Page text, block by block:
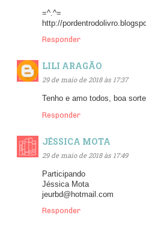
=^.^=
http://
Responder
LILI ARAGÃO
29 de maio de 2018 às 17:37
Tenho e amo todos, boa
Responder
JÉSSICA MOTA
29 de maio de 2018 às 17:49
Participando
Jéssica Mota
jeurbd@hotmail.com
Responder